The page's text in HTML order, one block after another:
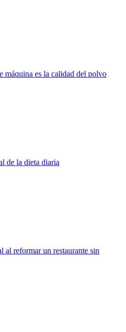
máquina es la calidad del polvo
de la dieta diaria
al reformar un restaurante sin